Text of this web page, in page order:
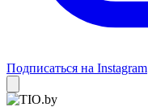
Подписаться на Instagram